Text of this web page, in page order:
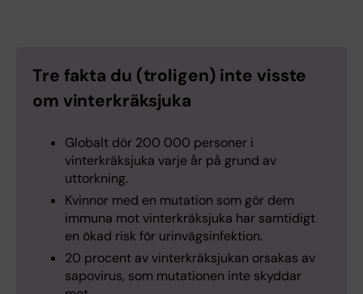
Tre fakta du (troligen) inte visste
om vinterkräksjuka
Globalt dör 200 000 personer i
vinterkräksjuka varje år på grund av
uttorkning.
Kvinnor med en mutation som gör dem
immuna mot vinterkräksjuka har samtidigt
en ökad risk för urinvägsinfektion.
20 procent av vinterkräksjukan orsakas av
sapovirus, som mutationen inte skyddar